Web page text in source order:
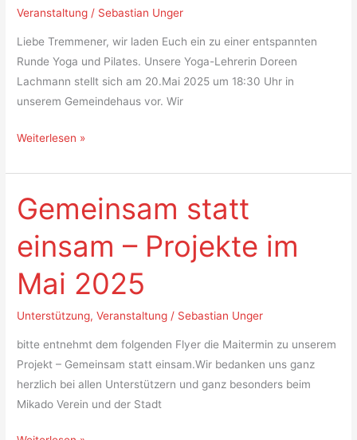
Veranstaltung / Sebastian Unger
Liebe Tremmener, wir laden Euch ein zu einer entspannten
Runde Yoga und Pilates. Unsere Yoga-Lehrerin Doreen
Lachmann stellt sich am 20.Mai 2025 um 18:30 Uhr in
unserem Gemeindehaus vor. Wir
Weiterlesen »
Gemeinsam statt
einsam – Projekte im
Mai 2025
Unterstützung,Veranstaltung / Sebastian Unger
bitte entnehmt dem folgenden Flyer die Maitermin zu unserem
Projekt – Gemeinsam statt einsam.Wir bedanken uns ganz
herzlich bei allen Unterstützern und ganz besonders beim
Mikado Verein und der Stadt
Gemeinsam
statt
einsam
–
Projekte
im
Mai
2025